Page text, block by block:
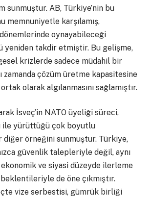
sunmuştur. AB, Türkiye’nin bu
memnuniyetle karşılamış,
dönemlerinde oynayabileceği
yeniden takdir etmiştir. Bu gelişme,
krizlerde sadece müdahil bir
zamanda çözüm üretme kapasitesine
olarak algılanmasını sağlamıştır.
İsveç’in NATO üyeliği süreci,
ile yürüttüğü çok boyutlu
diğer örneğini sunmuştur. Türkiye,
güvenlik talepleriyle değil, aynı
ekonomik ve siyasi düzeyde ilerleme
de öne çıkmıştır.
vize serbestisi, gümrük birliği